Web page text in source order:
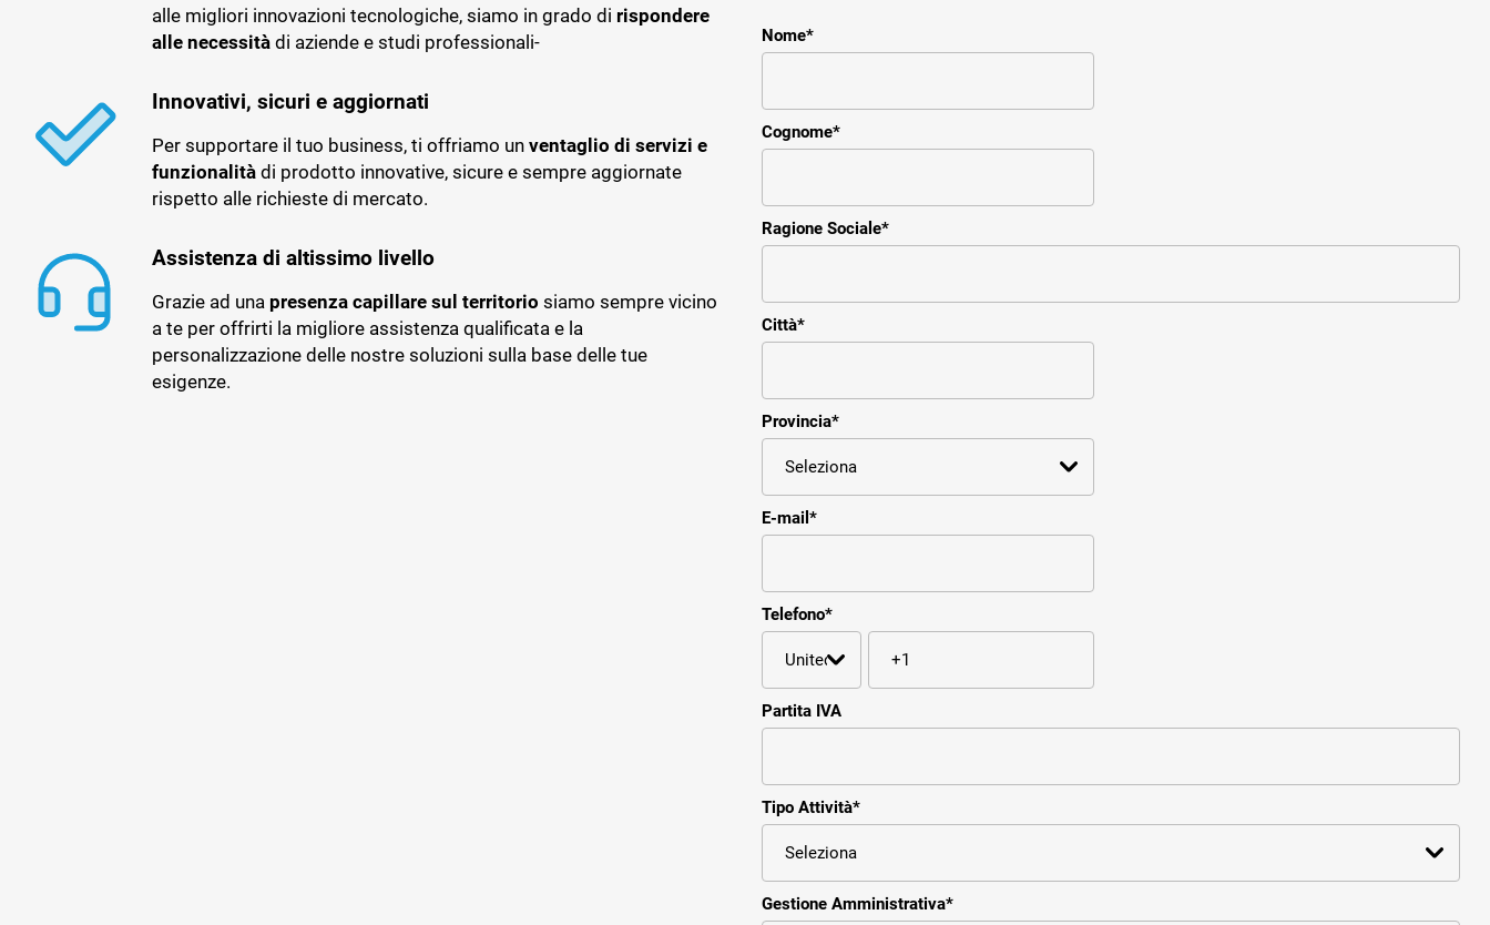
alle migliori innovazioni tecnologiche, siamo in grado di rispondere
alle necessità di aziende e studi professionali-
Innovativi, sicuri e aggiornati
Per supportare il tuo business, ti offriamo un ventaglio di servizi e
funzionalità di prodotto innovative, sicure e sempre aggiornate
rispetto alle richieste di mercato.
Assistenza di altissimo livello
Grazie ad una presenza capillare sul territorio siamo sempre vicino
a te per offrirti la migliore assistenza qualificata e la
personalizzazione delle nostre soluzioni sulla base delle tue
esigenze.
Nome*
Cognome*
Ragione Sociale*
Città*
Provincia*
E-mail *
Telefono*
Partita IVA
Tipo Attività*
Gestione Amministrativa*